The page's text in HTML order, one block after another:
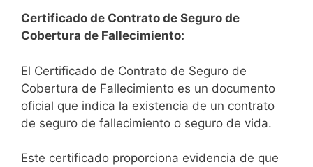
Certificado de Contrato de Seguro de
Cobertura de Fallecimiento:
El Certificado de Contrato de Seguro de
Cobertura de Fallecimiento es un documento
oficial que indica la existencia de un contrato
de seguro de fallecimiento o seguro de vida.
Este certificado proporciona evidencia de que